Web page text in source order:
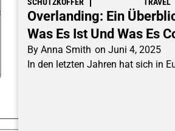
SCHUTZKOFFER
TRAVEL
Overlanding: Ein
Was Es Ist Und Was Es
By Anna Smith on Juni 4, 2025
In den letzten Jahren hat sich in